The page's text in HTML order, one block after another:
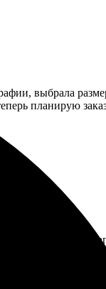
выбрала
планирую
зашел на сайт,
Все